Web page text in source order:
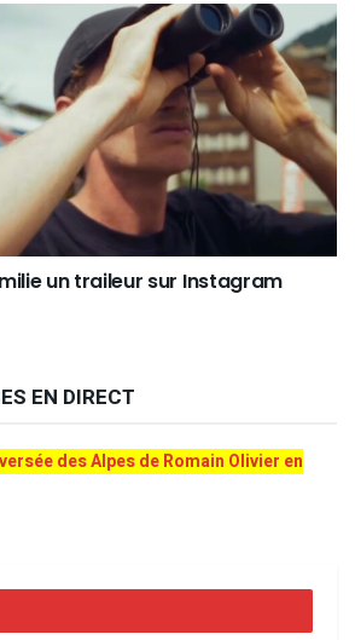
un traileur sur Instagram
EN DIRECT
des Alpes de Romain Olivier en